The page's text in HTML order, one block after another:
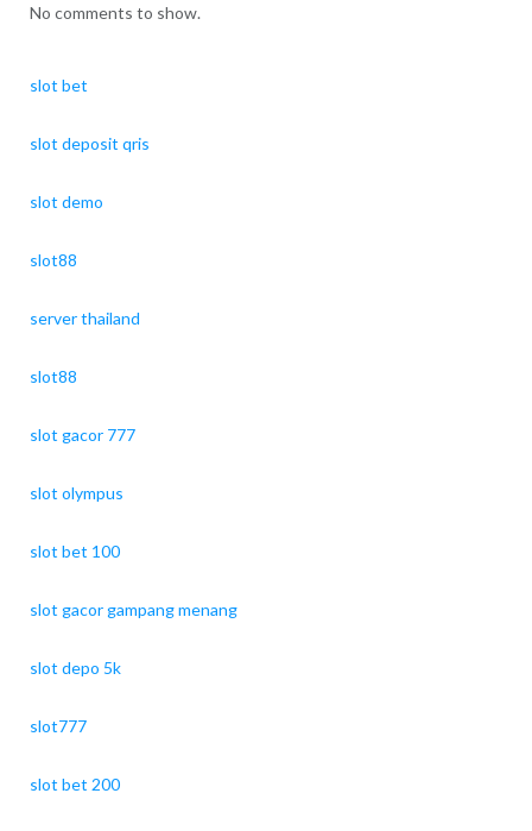
No comments to show.
slot bet
slot deposit qris
slot demo
slot88
server thailand
slot88
slot gacor 777
slot olympus
slot bet 100
slot gacor gampang menang
slot depo 5k
slot777
slot bet 200